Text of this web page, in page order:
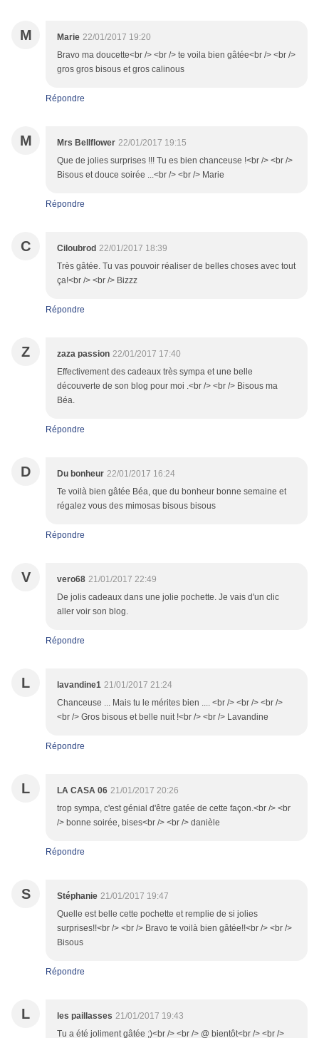
M Marie 22/01/2017 19:20
Bravo ma doucette<br /> <br /> te voila bien gâtée<br /> <br />
gros gros bisous et gros calinous
Répondre
M Mrs Bellflower 22/01/2017 19:15
Que de jolies surprises !!! Tu es bien chanceuse !<br /> <br />
Bisous et douce soirée ...<br /> <br /> Marie
Répondre
C Ciloubrod 22/01/2017 18:39
Très gâtée. Tu vas pouvoir réaliser de belles choses avec tout
ça!<br /> <br /> Bizzz
Répondre
Z zaza passion 22/01/2017 17:40
Effectivement des cadeaux très sympa et une belle
découverte de son blog pour moi .<br /> <br /> Bisous ma
Béa.
Répondre
D Du bonheur 22/01/2017 16:24
Te voilà bien gâtée Béa, que du bonheur bonne semaine et
régalez vous des mimosas bisous bisous
Répondre
V vero68 21/01/2017 22:49
De jolis cadeaux dans une jolie pochette. Je vais d'un clic
aller voir son blog.
Répondre
L lavandine1 21/01/2017 21:24
Chanceuse ... Mais tu le mérites bien .... <br /> <br /> <br />
<br /> Gros bisous et belle nuit !<br /> <br /> Lavandine
Répondre
L LA CASA 06 21/01/2017 20:26
trop sympa, c'est génial d'être gatée de cette façon.<br /> <br
/> bonne soirée, bises<br /> <br /> danièle
Répondre
S Stéphanie 21/01/2017 19:47
Quelle est belle cette pochette et remplie de si jolies
surprises!!<br /> <br /> Bravo te voilà bien gâtée!!<br /> <br />
Bisous
Répondre
L les paillasses 21/01/2017 19:43
Tu a été joliment gâtée ;)<br /> <br /> @ bientôt<br /> <br />